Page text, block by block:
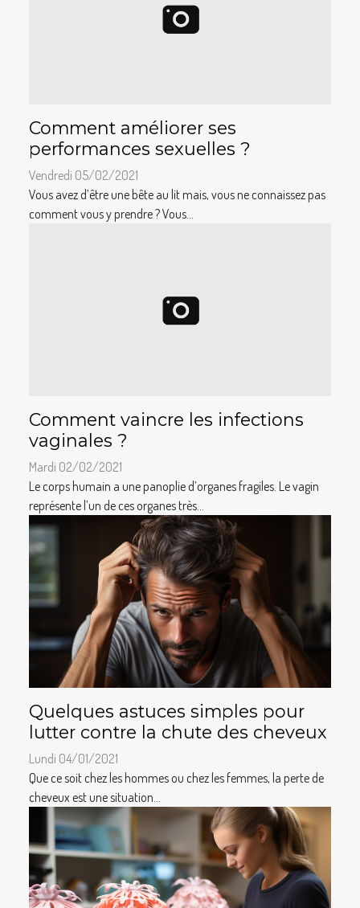
Comment améliorer ses
performances sexuelles ?
Vendredi 05/02/2021
Vous avez d’être une bête au lit mais, vous ne connaissez pas
comment vous y prendre ? Vous...
Comment vaincre les infections
vaginales ?
Mardi 02/02/2021
Le corps humain a une panoplie d’organes fragiles. Le vagin
représente l’un de ces organes très...
Quelques astuces simples pour
lutter contre la chute des cheveux
Lundi 04/01/2021
Que ce soit chez les hommes ou chez les femmes, la perte de
cheveux est une situation...